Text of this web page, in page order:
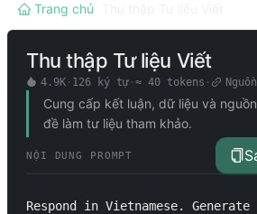
Trang chủ
Thu thập Tư liệu Viết
4.9K· 126 ký tự· ≈ 40tokens · Nguồn
Cung cấp kết luận, dữ liệu và
đề làm tư liệu tham khảo.
NỘI DUNG PROMPT
Respond in Vietnamese.